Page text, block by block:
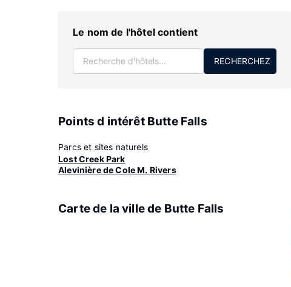
Le nom de l'hôtel contient
RECHERCHEZ
Points d intérêt Butte Falls
Parcs et sites naturels
Lost Creek Park
Alevinière de Cole M. Rivers
Carte de la ville de Butte Falls